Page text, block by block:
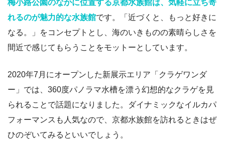
梅小路公園のなかに位置する京都水族館は、気軽に立ち寄
れるのが魅力的な水族館です。「近づくと、もっと好きに
なる。」をコンセプトとし、海のいきものの素晴らしさを
間近で感じてもらうことをモットーとしています。
2020年7月にオープンした新展示エリア「クラゲワンダ
ー」では、360度パノラマ水槽を漂う幻想的なクラゲを見
られることで話題になりました。ダイナミックなイルカパ
フォーマンスも人気なので、京都水族館を訪れるときはぜ
ひのぞいてみるといいでしょう。